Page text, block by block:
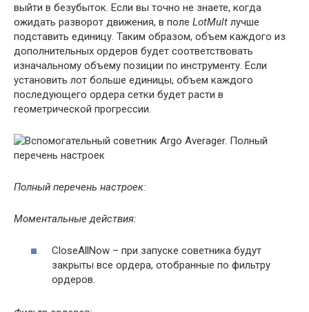
выйти в безубыток. Если вы точно не знаете, когда
ожидать разворот движения, в поле LotMult лучше
подставить единицу. Таким образом, объем каждого из
дополнительных ордеров будет соответствовать
изначальному объему позиции по инструменту. Если
установить лот больше единицы, объем каждого
последующего ордера сетки будет расти в
геометрической прогрессии.
Полный перечень настроек:
Моментальные действия:
CloseAllNow – при запуске советника будут
закрыты все ордера, отобранные по фильтру
ордеров.